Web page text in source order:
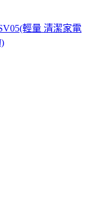
輕量 清潔家電